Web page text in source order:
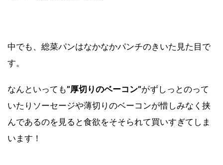
中でも、総菜パンはなかなかパンチのきいた見た目で
す。
なんといっても”厚切りのベーコン”がずしっとのって
いたりソーセージや薄切りのベーコンが惜しみなく挟
んであるのを見ると食欲をそそられて買いすぎてしま
います！